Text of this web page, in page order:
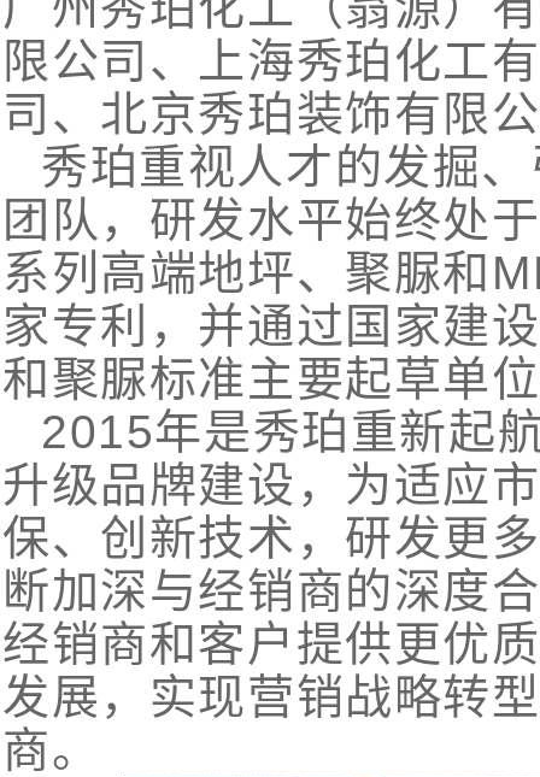
限公司、上海秀珀化工
司、北京秀珀装饰有限
秀珀重视人才的发掘
团队，研发水平始终处
系列高端地坪、聚脲和
家专利，并通过国家建
和聚脲标准主要起草单
2015年是秀珀重新起
升级品牌建设，为适应
保、创新技术，研发更
断加深与经销商的深度
经销商和客户提供更优
发展，实现营销战略转
商。